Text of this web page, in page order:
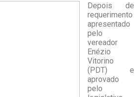
Depois de
requerimento
apresentado
pelo
vereador
Enézio
Vitorino
(PDT) e
aprovado
pelo